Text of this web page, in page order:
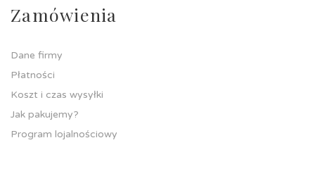
Zamówienia
Dane firmy
Płatności
Koszt i czas wysyłki
Jak pakujemy?
Program lojalnościowy